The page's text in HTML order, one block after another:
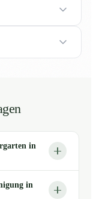
in
in